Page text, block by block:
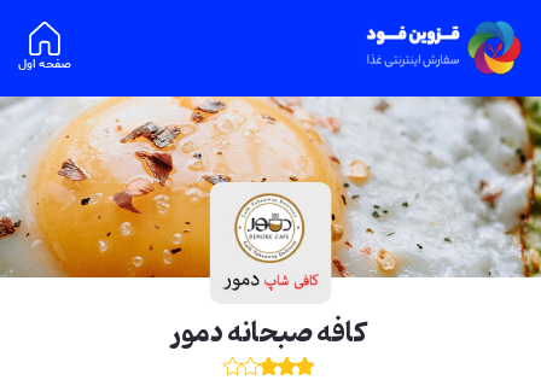
صفحه اول
کافه صبحانه دمور